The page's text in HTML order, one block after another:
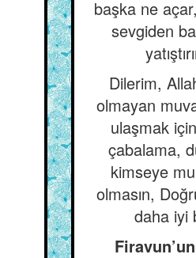
başka ne açar,
sevgiden
Dilerim,
olmayan
ulaşmak için
çabalama,
kimseye
olmasın,
daha iyi